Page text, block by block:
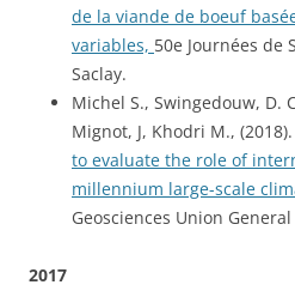
de la viande de boeuf
variables, 50e Journées de
Saclay.
Michel S., Swingedouw, D.
Mignot, J, Khodri M., (2018).
to evaluate the role of
millennium large-scale
Geosciences Union
2017